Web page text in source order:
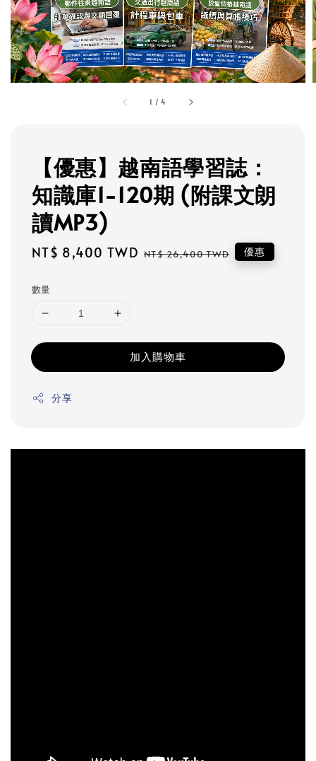
1 /4
【優惠】越南語學習誌：
知識庫1-120期 (附課文朗
讀MP3)
Sale
NT$ 8,400 TWD Regular
NT$ 26,400 TWD 優惠
數量
加入購物車
分享